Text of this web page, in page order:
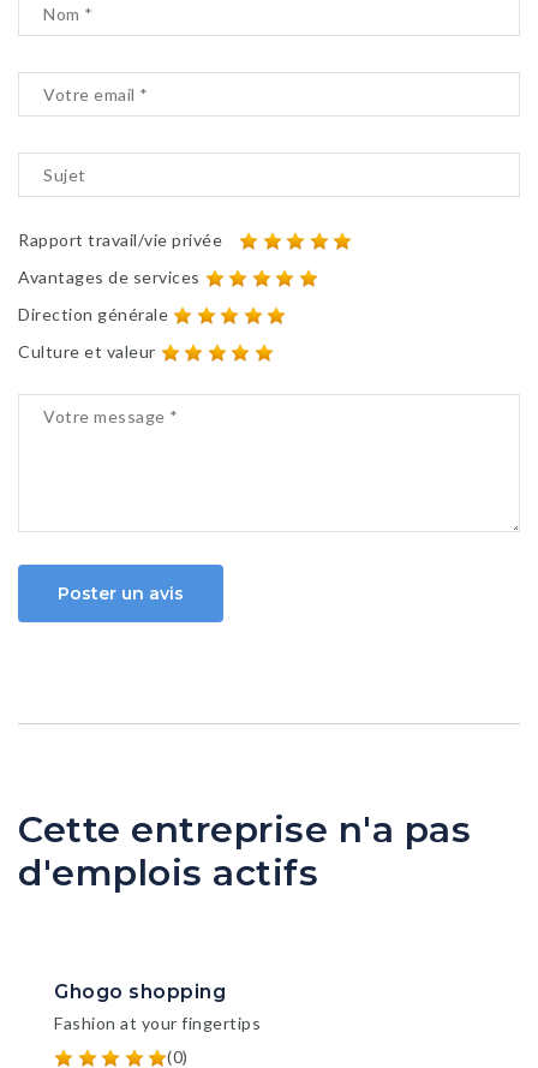
Rapport travail/vie privée
Avantages de services
Direction générale
Culture et valeur
Poster un avis
Cette entreprise n'a pas
d'emplois actifs
Ghogo shopping
Fashion at your fingertips
(0)